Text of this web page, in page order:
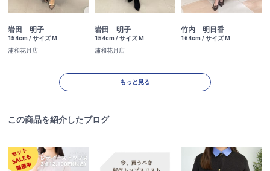
岩田 明子
154cm / サイズ M
浦和花月店
岩田 明子
154cm / サイズ M
浦和花月店
竹内 明日香
164cm / サイズ M
もっと見る
この商品を紹介したブログ